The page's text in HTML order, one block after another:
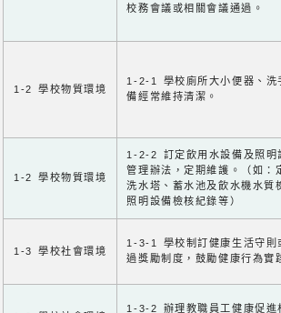
校務會議或相關會議通過。
1-2 學校物質環境
1-2-1 學校廁所大小便器、洗
備經常維持清潔。
1-2 學校物質環境
1-2-2 訂定飲用水設備及照明
管理辦法，定期維護。（如：
洗水塔、蓄水池及飲水機水質
照明設備檢核紀錄等）
1-3 學校社會環境
1-3-1 學校制訂健康生活守則
過獎勵制度，鼓勵健康行為實
1-3-2 辦理教職員工健康促進